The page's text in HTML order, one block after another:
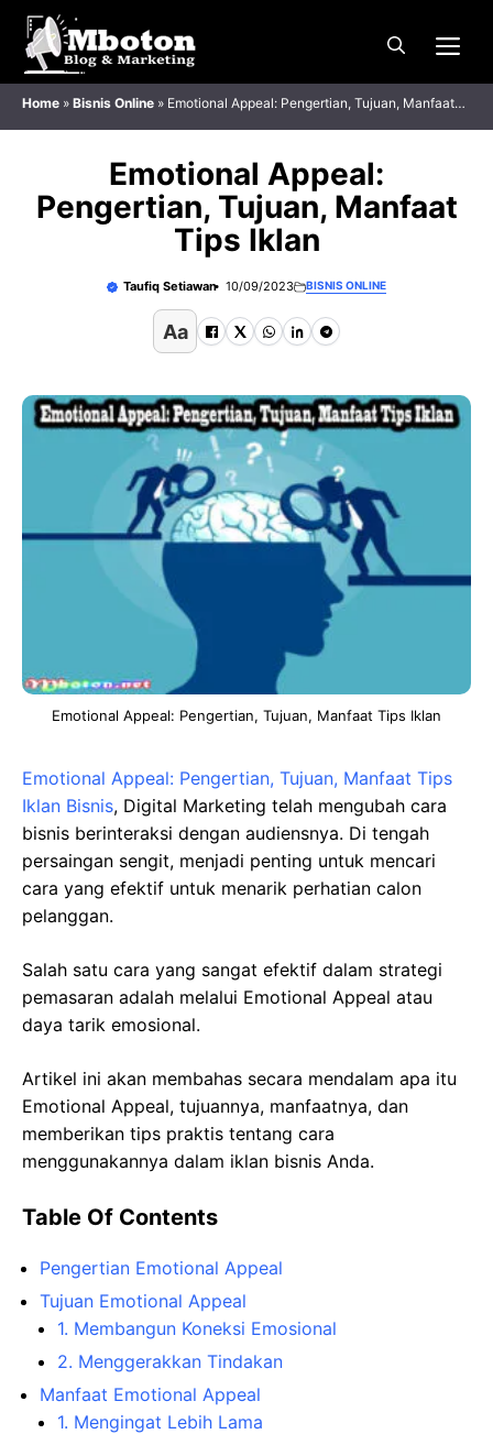
Langsung
Home » Bisnis Online » Emotional Appeal: Pengertian, Tujuan, Manfaat
Tips Iklan
Emotional Appeal:
Pengertian, Tujuan, Manfaat
Tips Iklan
Taufiq Setiawan 10/09/2023 BISNIS ONLINE
Aa
Emotional Appeal: Pengertian, Tujuan, Manfaat Tips Iklan
Emotional Appeal: Pengertian, Tujuan, Manfaat Tips
Iklan Bisnis, Digital Marketing telah mengubah cara
bisnis berinteraksi dengan audiensnya. Di tengah
persaingan sengit, menjadi penting untuk mencari
cara yang efektif untuk menarik perhatian calon
pelanggan.
Salah satu cara yang sangat efektif dalam strategi
pemasaran adalah melalui Emotional Appeal atau
daya tarik emosional.
Artikel ini akan membahas secara mendalam apa itu
Emotional Appeal, tujuannya, manfaatnya, dan
memberikan tips praktis tentang cara
menggunakannya dalam iklan bisnis Anda.
Table Of Contents
Pengertian Emotional Appeal
Tujuan Emotional Appeal
1. Membangun Koneksi Emosional
2. Menggerakkan Tindakan
Manfaat Emotional Appeal
1. Mengingat Lebih Lama